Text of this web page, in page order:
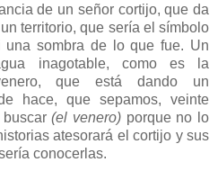
de un señor cortijo, que da
territorio, que sería el símbolo
sombra de lo que fue. Un
inagotable, como es la
que está dando un
hace, que sepamos, veinte
buscar(el venero) porque no lo
atesorará el cortijo y sus
conocerlas.